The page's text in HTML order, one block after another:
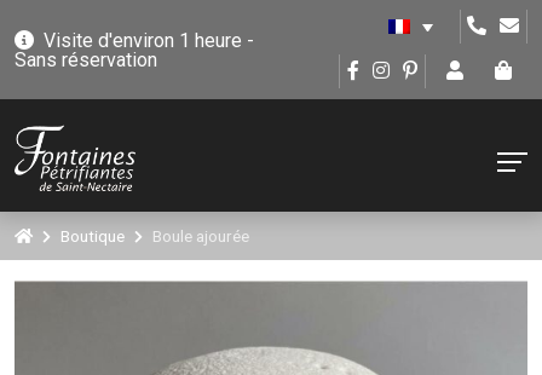
Visite d'environ 1 heure -
Sans réservation
Boutique Boule ajourée